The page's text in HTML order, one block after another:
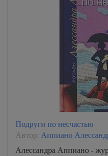
Подруги по несчастью
Автор: Аппиано
Алессандра Аппиано -